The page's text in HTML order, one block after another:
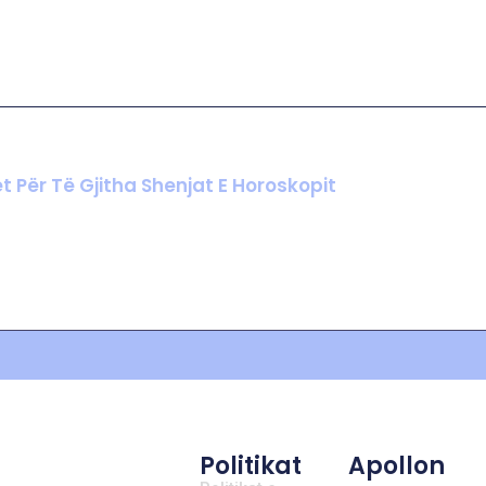
Për Të Gjitha Shenjat E Horoskopit
Politikat Apollon